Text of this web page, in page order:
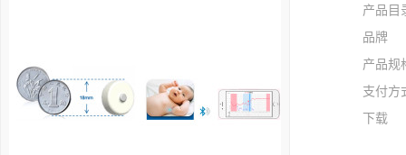
产品目
品牌
产品规
支付方
下载